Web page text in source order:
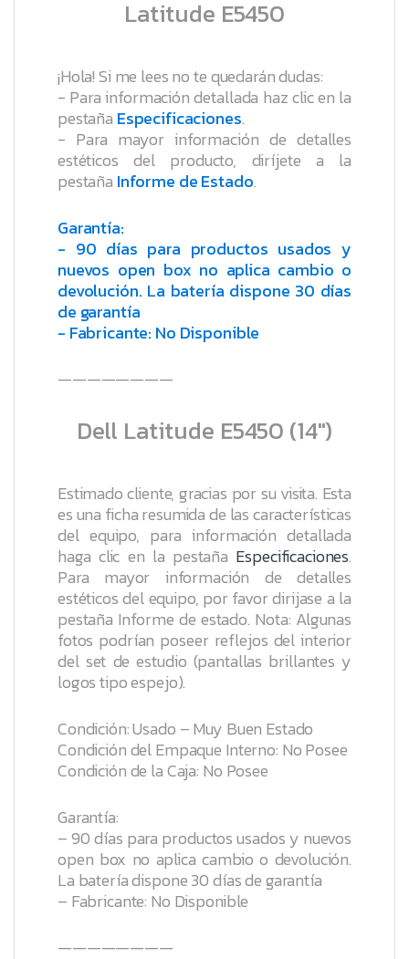
Latitude E5450
¡Hola! Si me lees no te quedarán dudas:
- Para información detallada haz clic en la
pestaña Especificaciones.
- Para mayor información de detalles
estéticos del producto, diríjete a la
pestaña Informe de Estado.
Garantía:
- 90 días para productos usados y
nuevos open box no aplica cambio o
devolución. La batería dispone 30 días
de garantía
- Fabricante: No Disponible
————————
Dell Latitude E5450 (14″)
Estimado cliente, gracias por su visita. Esta
es una ficha resumida de las características
del equipo, para información detallada
haga clic en la pestaña Especificaciones.
Para mayor información de detalles
estéticos del equipo, por favor dirijase a la
pestaña Informe de estado. Nota: Algunas
fotos podrían poseer reflejos del interior
del set de estudio (pantallas brillantes y
logos tipo espejo).
Condición: Usado – Muy Buen Estado
Condición del Empaque Interno: No Posee
Condición de la Caja: No Posee
Garantía:
– 90 días para productos usados y nuevos
open box no aplica cambio o devolución.
La batería dispone 30 días de garantía
– Fabricante: No Disponible
————————